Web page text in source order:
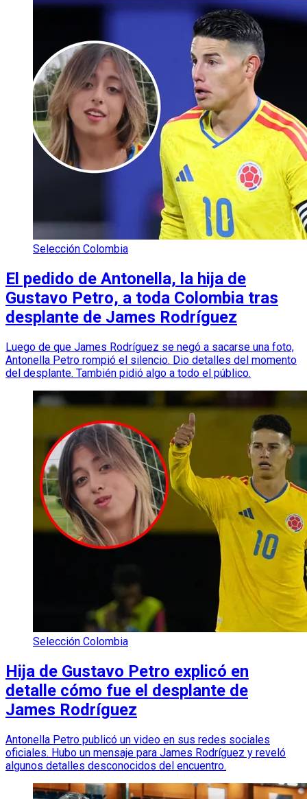
Selección Colombia
El pedido de Antonella, la hija de
Gustavo Petro, a toda Colombia tras
desplante de James Rodríguez
Luego de que James Rodríguez se negó a sacarse una foto,
Antonella Petro rompió el silencio. Dio detalles del momento
del desplante. También pidió algo a todo el público.
Selección Colombia
Hija de Gustavo Petro explicó en
detalle cómo fue el desplante de
James Rodríguez
Antonella Petro publicó un video en sus redes sociales
oficiales. Hubo un mensaje para James Rodríguez y reveló
algunos detalles desconocidos del encuentro.